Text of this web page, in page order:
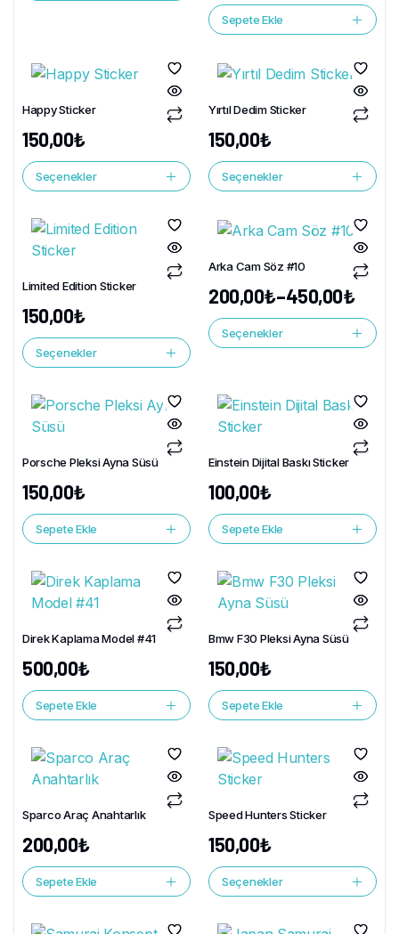
Sepete Ekle
Happy Sticker
150,00₺
Seçenekler
Yırtıl Dedim Sticker
150,00₺
Seçenekler
Limited Edition Sticker
150,00₺
Seçenekler
Arka Cam Söz #10
200,00₺–450,00₺
Seçenekler
Porsche Pleksi Ayna Süsü
150,00₺
Sepete Ekle
Einstein Dijital Baskı Sticker
100,00₺
Sepete Ekle
Direk Kaplama Model #41
500,00₺
Sepete Ekle
Bmw F30 Pleksi Ayna Süsü
150,00₺
Sepete Ekle
Sparco Araç Anahtarlık
200,00₺
Sepete Ekle
Speed Hunters Sticker
150,00₺
Seçenekler